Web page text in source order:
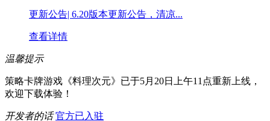
更新公告| 6.20版本更新公告，清凉...
查看详情
温馨提示
策略卡牌游戏《料理次元》已于5月20日上午11点重新上线，
欢迎下载体验！
开发者的话 官方已入驻